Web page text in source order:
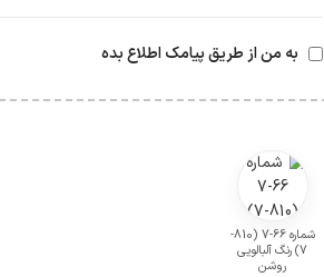
به من از طریق پیامک اطلاع بده
شماره 66-7 (810-
7) رنگ آلبالویی
روشن